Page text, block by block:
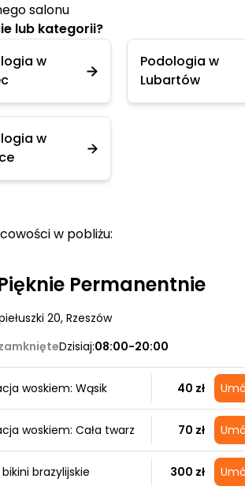
salonu
lub kategorii?
w
Podologia w
Lubartów
w
w pobliżu:
Permanentnie
20, Rzeszów
Dzisiaj:08:00-20:00
woskiem: Wąsik 40 zł
woskiem: Cała twarz 70 zł
bikini brazylijskie 300 zł